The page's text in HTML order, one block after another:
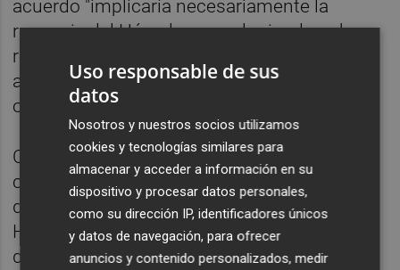
acuerdo "implicaría necesariamente la
renuncia del Hércules a cualquier derecho
relativo al convenio celebrado entre la
anterior propietaria del estadio, con él y
otros".
Como ya ha contadoAlicante Plaza
considera innegociable el uso compartido
del Rico Pérez, pero dándole preferencia al
Hércules dentro del mismo como club
decano de la ciudad (hasta el punto de que
Uso responsable de sus
datos
Nosotros y nuestros socios utilizamos
cookies y tecnologías similares para
almacenar y acceder a información en su
dispositivo y procesar datos personales,
como su dirección IP, identificadores únicos
y datos de navegación, para ofrecer
anuncios y contenido personalizados, medir